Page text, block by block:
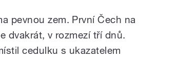
pevnou zem. První Čech na
dvakrát, v rozmezí tří dnů.
cedulku s ukazatelem